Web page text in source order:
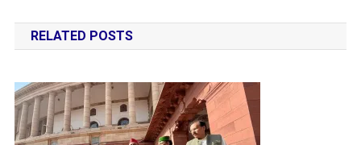
navigation
RELATED POSTS